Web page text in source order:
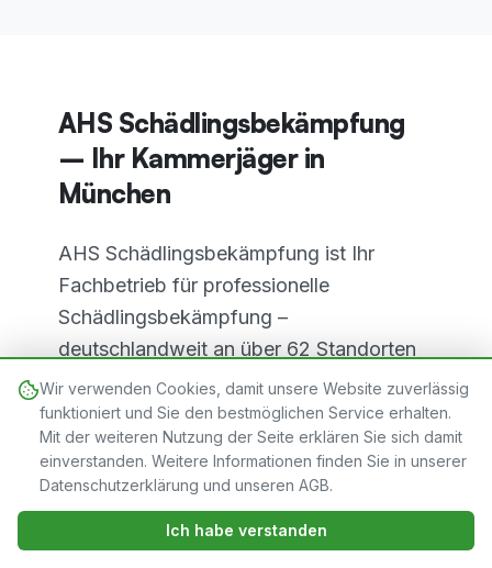
AHS Schädlingsbekämpfung
– Ihr Kammerjäger in
München
AHS Schädlingsbekämpfung ist Ihr
Fachbetrieb für professionelle
Schädlingsbekämpfung –
deutschlandweit an über 62 Standorten
aktiv, darunter auch in München. Unsere
IHK-zertifizierten Kammerjäger kennen
die typischen Schädlingsprobleme in
München und sind rund um die Uhr für
Sie im Einsatz.
Die historische Bausubstanz in München
Jetzt verfügbar · 24/7
01579 2674265
Wir verwenden Cookies, damit unsere Website zuverlässig
funktioniert und Sie den bestmöglichen Service erhalten.
Mit der weiteren Nutzung der Seite erklären Sie sich damit
einverstanden. Weitere Informationen finden Sie in unserer
Datenschutzerklärung und unseren AGB.
Ich habe verstanden